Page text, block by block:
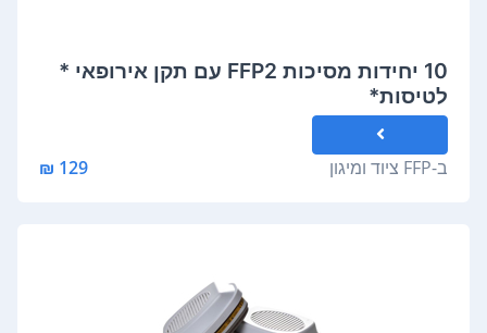
10 יחידות מסיכות FFP2 עם תקן אירופאי *
לטיסות*
ב-FFP ציוד ומיגון 129 ₪